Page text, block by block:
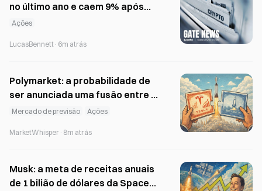
no último ano e caem 9% após
resultados aquém das previsões
Ações
LucasBennett · 6m atrás
Polymarket: a probabilidade de
ser anunciada uma fusão entre a
Tesla e a SpaceX em 2026 é de
Mercado de previsão Ações
MarketWhisper · 8m atrás
Musk: a meta de receitas anuais
de 1 bilião de dólares da SpaceX